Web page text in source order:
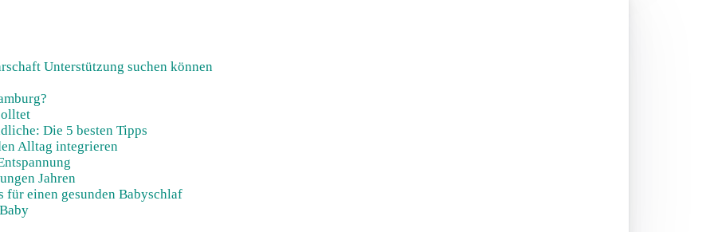
Unterstützung suchen können
Die 5 besten Tipps
Alltag integrieren
Jahren
für einen gesunden Babyschlaf